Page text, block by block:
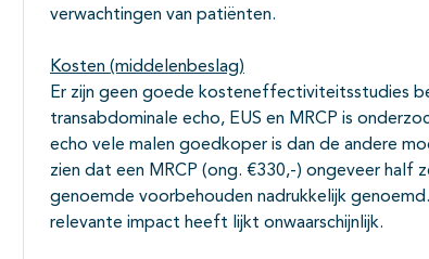
verwachtingen van patiënten.
Kosten (middelenbeslag)
Er zijn geen goede kosteneffectiviteitsstudies
transabdominale echo, EUS en MRCP is
echo vele malen goedkoper is dan de andere
zien dat een MRCP (ong. €330,-) ongeveer half
genoemde voorbehouden nadrukkelijk
relevante impact heeft lijkt onwaarschijnlijk.